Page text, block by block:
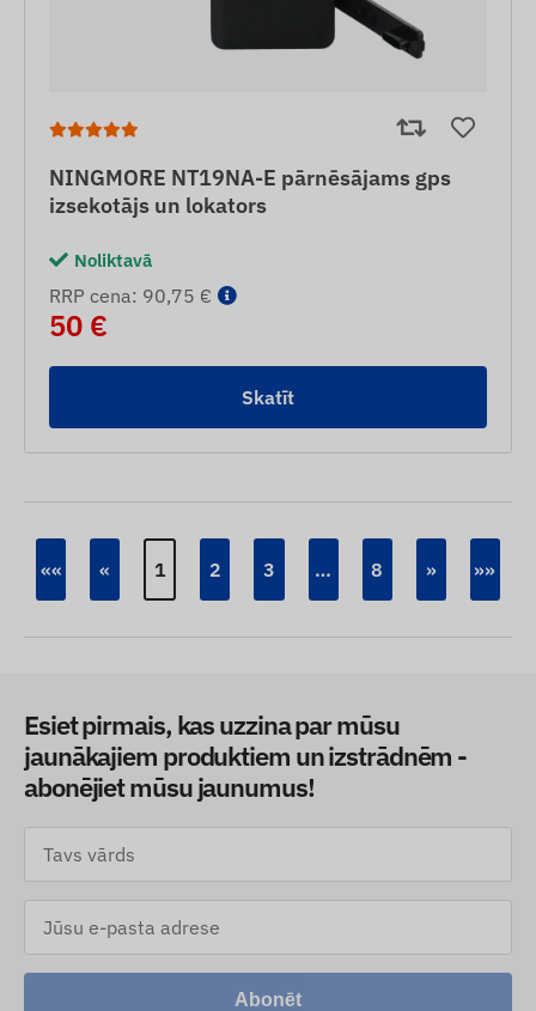
NINGMORE NT19NA-E pārnēsājams gps
izsekotājs un lokators
Noliktavā
RRP cena: 90,75 €
50 €
Skatīt
«« « 1 2 3 … 8 » »»
Esiet pirmais, kas uzzina par mūsu
jaunākajiem produktiem un izstrādnēm -
abonējiet mūsu jaunumus!
Abonēt